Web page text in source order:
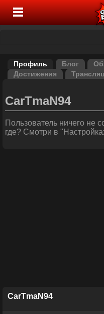
Профиль Блог
Достижения
CarTmaN94
Пользователь ничего не
где? Смотри в
CarTmaN94